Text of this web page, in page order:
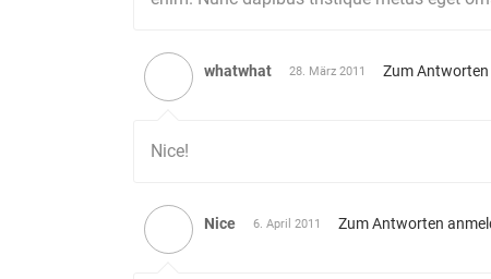
whatwhat 28. März 2011 Zum Antworten
Nice!
Nice 6. April 2011 Zum Antworten